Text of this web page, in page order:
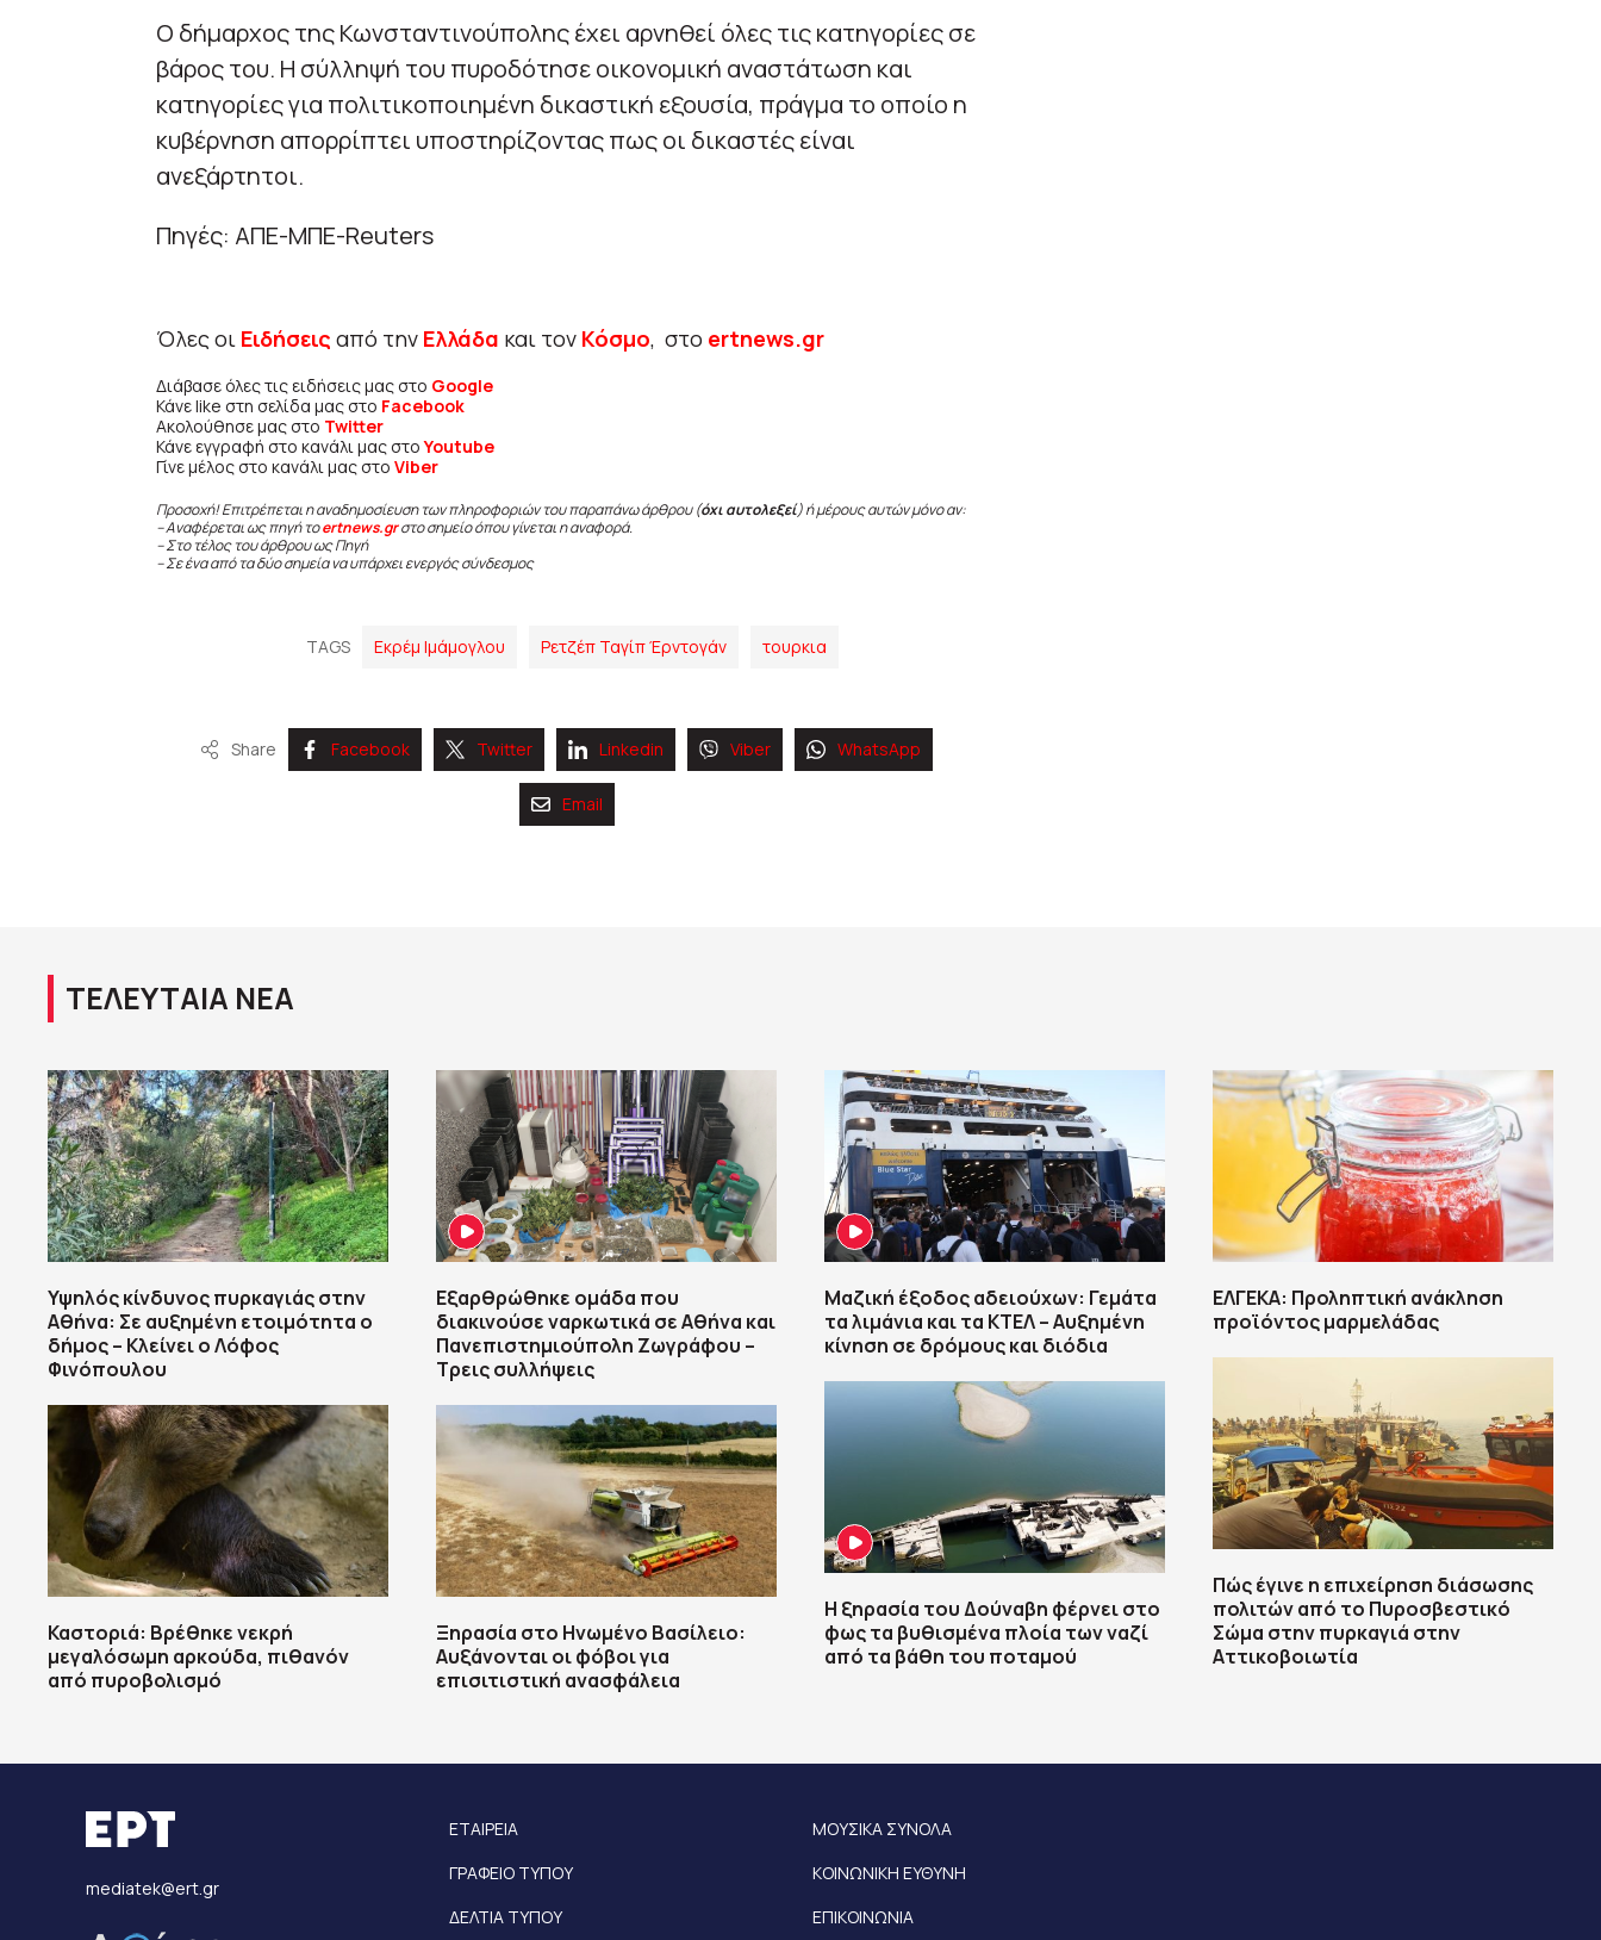
Ο δήμαρχος της Κωνσταντινούπολης έχει αρνηθεί όλες τις κατηγορίες σε
βάρος του. Η σύλληψή του πυροδότησε οικονομική αναστάτωση και
κατηγορίες για πολιτικοποιημένη δικαστική εξουσία, πράγμα το οποίο η
κυβέρνηση απορρίπτει υποστηρίζοντας πως οι δικαστές είναι
ανεξάρτητοι.
Πηγές: ΑΠΕ-ΜΠΕ-Reuters
Όλες οι Ειδήσεις από την Ελλάδα και τον Κόσμο, στο ertnews.gr
Διάβασε όλες τις ειδήσεις μας στο Google
Κάνε like στη σελίδα μας στο Facebook
Ακολούθησε μας στο Twitter
Κάνε εγγραφή στο κανάλι μας στοYoutube
Γίνε μέλος στο κανάλι μας στο Viber
Προσοχή! Επιτρέπεται η αναδημοσίευση των πληροφοριών του παραπάνω άρθρου (όχι αυτολεξεί) ή μέρους αυτών μόνο αν:
– Αναφέρεται ως πηγή τοertnews.gr στο σημείο όπου γίνεται η αναφορά.
– Στο τέλος του άρθρου ως Πηγή
– Σε ένα από τα δύο σημεία να υπάρχει ενεργός σύνδεσμος
TAGS Εκρέμ Ιμάμογλου Ρετζέπ Ταγίπ Έρντογάν τουρκια
Share Facebook Twitter Linkedin Viber WhatsApp
Email
ΤΕΛΕΥΤΑΙΑ ΝΕΑ
Υψηλός κίνδυνος πυρκαγιάς στην
Αθήνα: Σε αυξημένη ετοιμότητα ο
δήμος – Κλείνει ο Λόφος
Φινόπουλου
Καστοριά: Βρέθηκε νεκρή
μεγαλόσωμη αρκούδα, πιθανόν
από πυροβολισμό
Εξαρθρώθηκε ομάδα που
διακινούσε ναρκωτικά σε Αθήνα και
Πανεπιστημιούπολη Ζωγράφου –
Τρεις συλλήψεις
Ξηρασία στο Ηνωμένο Βασίλειο:
Αυξάνονται οι φόβοι για
επισιτιστική ανασφάλεια
Μαζική έξοδος αδειούχων: Γεμάτα
τα λιμάνια και τα ΚΤΕΛ – Αυξημένη
κίνηση σε δρόμους και διόδια
Η ξηρασία του Δούναβη φέρνει στο
φως τα βυθισμένα πλοία των ναζί
από τα βάθη του ποταμού
ΕΛΓΕΚΑ: Προληπτική ανάκληση
προϊόντος μαρμελάδας
Πώς έγινε η επιχείρηση διάσωσης
πολιτών από το Πυροσβεστικό
Σώμα στην πυρκαγιά στην
Αττικοβοιωτία
mediatek@ert.gr
ΕΤΑΙΡΕΙΑ
ΓΡΑΦΕΙΟ ΤΥΠΟΥ
ΔΕΛΤΙΑ ΤΥΠΟΥ
ΜΟΥΣΙΚΑ ΣΥΝΟΛΑ
ΚΟΙΝΩΝΙΚΗ ΕΥΘΥΝΗ
ΕΠΙΚΟΙΝΩΝΙΑ